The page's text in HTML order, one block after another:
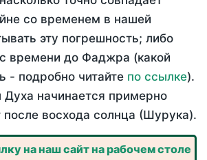
со временем в нашей
эту погрешность; либо
времени до Фаджра (какой
- подробно читайте по ссылке).
начинается примерно
после восхода солнца (Шурука).
на наш сайт на рабочем столе